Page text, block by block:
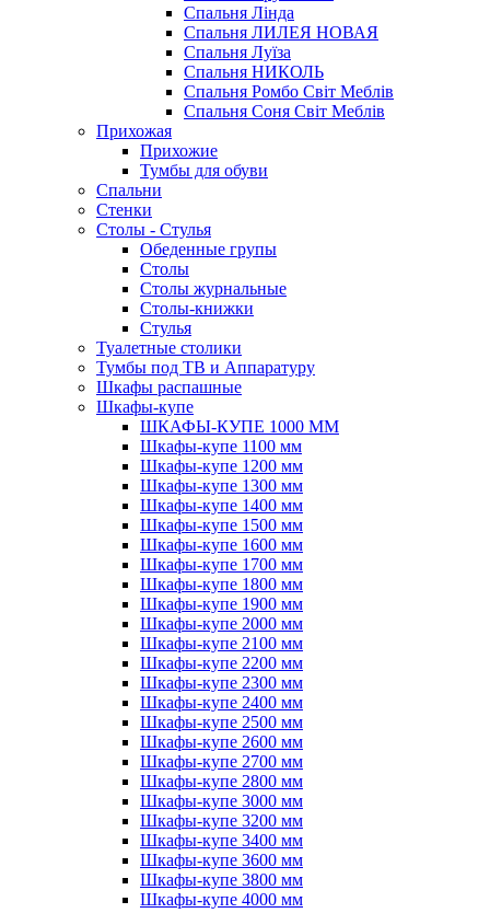
Спальня Лінда
Спальня ЛИЛЕЯ НОВАЯ
Спальня Луїза
Спальня НИКОЛЬ
Спальня Ромбо Світ Меблів
Спальня Соня Світ Меблів
Прихожая
Прихожие
Тумбы для обуви
Спальни
Стенки
Столы - Стулья
Обеденные групы
Столы
Столы журнальные
Столы-книжки
Стулья
Туалетные столики
Тумбы под ТВ и Аппаратуру
Шкафы распашные
Шкафы-купе
ШКАФЫ-КУПЕ 1000 ММ
Шкафы-купе 1100 мм
Шкафы-купе 1200 мм
Шкафы-купе 1300 мм
Шкафы-купе 1400 мм
Шкафы-купе 1500 мм
Шкафы-купе 1600 мм
Шкафы-купе 1700 мм
Шкафы-купе 1800 мм
Шкафы-купе 1900 мм
Шкафы-купе 2000 мм
Шкафы-купе 2100 мм
Шкафы-купе 2200 мм
Шкафы-купе 2300 мм
Шкафы-купе 2400 мм
Шкафы-купе 2500 мм
Шкафы-купе 2600 мм
Шкафы-купе 2700 мм
Шкафы-купе 2800 мм
Шкафы-купе 3000 мм
Шкафы-купе 3200 мм
Шкафы-купе 3400 мм
Шкафы-купе 3600 мм
Шкафы-купе 3800 мм
Шкафы-купе 4000 мм